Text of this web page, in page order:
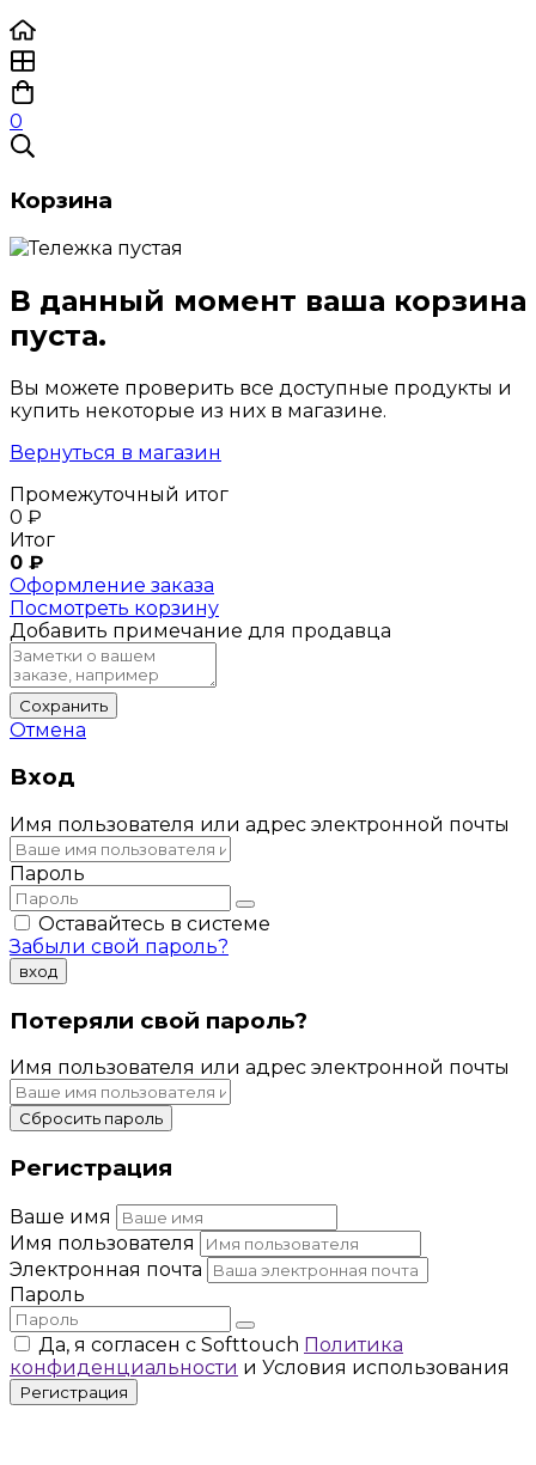
0
Корзина
В данный момент ваша корзина
пуста.
Вы можете проверить все доступные продукты и
купить некоторые из них в магазине.
Вернуться в магазин
Промежуточный итог
0 ₽
Итог
0 ₽
Оформление заказа
Посмотреть корзину
Добавить примечание для продавца
Сохранить
Отмена
Вход
Имя пользователя или адрес электронной почты
Пароль
Оставайтесь в системе
Забыли свой пароль?
вход
Потеряли свой пароль?
Имя пользователя или адрес электронной почты
Сбросить пароль
Регистрация
Ваше имя
Имя пользователя
Электронная почта
Пароль
Да, я согласен с Softtouch Политика
конфиденциальности и Условия использования
Регистрация